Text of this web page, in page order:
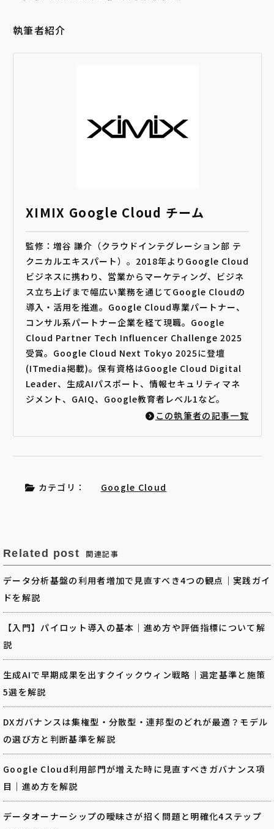
執筆者紹介
XIMIX Google Cloud チーム
監修：増谷 謙介（クラウドインテグレーション部 テ
クニカルエキスパート）。2018年よりGoogle Cloud
ビジネスに携わり、営業からマーケティング、ビジネ
ス立ち上げまで幅広い業務を通じてGoogle Cloudの
導入・活用を推進。Google Cloud専業パートナー、
コンサル系パートナー企業を経て現職。Google
Cloud Partner Tech Influencer Challenge 2025
受賞。Google Cloud Next Tokyo 2025に登壇
(ITmedia掲載)。保有資格はGoogle Cloud Digital
Leader、生成AIパスポート、情報セキュリティマネ
ジメント、GAIQ、Google教育者レベル1など。
この執筆者の記事一覧
カテゴリ： Google Cloud
Related post 関連記事
データ分析基盤の利用者増加で見直すべき4つの観点｜実践ガイ
ドを解説
【入門】パイロット導入の基本｜進め方や評価指標について解
説
生成AIで早期成果を出すクイックウィン戦略｜選定基準と施策
5選を解説
DXガバナンスは集権型・分散型・連邦型のどれが最適？モデル
の選び方と判断基準を解説
Google Cloud利用部門が増えた時に見直すべきガバナンス項
目｜進め方を解説
データオーナーシップの曖昧さが招く問題と明確化4ステップ